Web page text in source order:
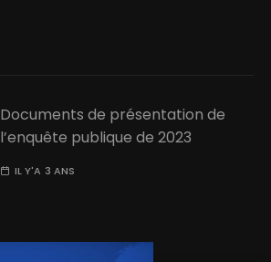
Documents de présentation de
l’enquête publique de 2023
IL Y'A 3 ANS